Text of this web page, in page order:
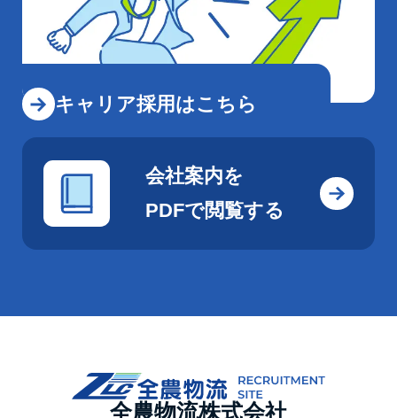
キャリア採用はこちら
会社案内を
PDFで閲覧する
全農物流株式会社